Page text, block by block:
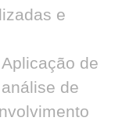
e
Aplicação de
de